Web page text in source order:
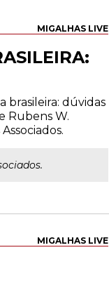
MIGALHAS LIVE
brasileira: dúvidas
Rubens W.
MIGALHAS LIVE